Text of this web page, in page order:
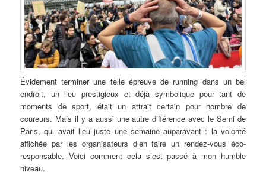
Évidement terminer une telle épreuve de running dans un bel
endroit, un lieu prestigieux et déjà symbolique pour tant de
moments de sport, était un attrait certain pour nombre de
coureurs. Mais il y a aussi une autre différence avec le Semi de
Paris, qui avait lieu juste une semaine auparavant : la volonté
affichée par les organisateurs d’en faire un rendez-vous éco-
responsable. Voici comment cela s’est passé à mon humble
niveau.